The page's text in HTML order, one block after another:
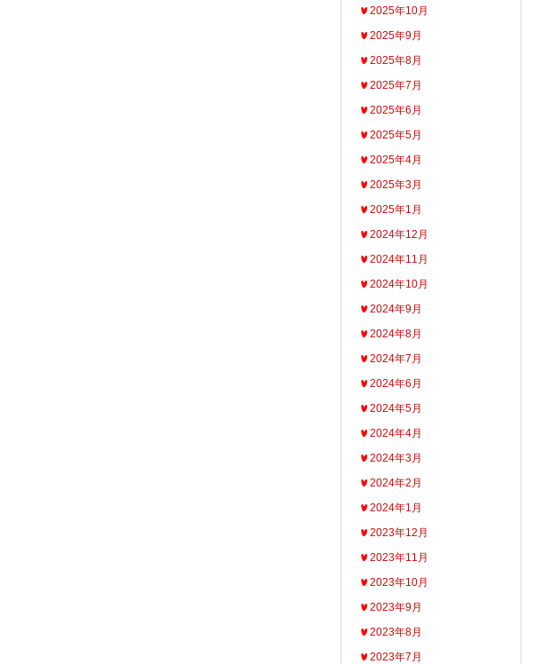
2025年10月
2025年9月
2025年8月
2025年7月
2025年6月
2025年5月
2025年4月
2025年3月
2025年1月
2024年12月
2024年11月
2024年10月
2024年9月
2024年8月
2024年7月
2024年6月
2024年5月
2024年4月
2024年3月
2024年2月
2024年1月
2023年12月
2023年11月
2023年10月
2023年9月
2023年8月
2023年7月